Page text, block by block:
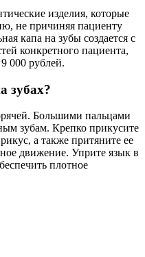
изделия, которые
не причиняя пациенту
капа на зубы создается с
конкретного пациента,
000 рублей.
зубах?
Большими пальцами
зубам. Крепко прикусите
а также притяните ее
движение. Уприте язык в
плотное